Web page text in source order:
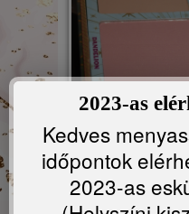
2023-as
Kedves
időpontok
2023-as